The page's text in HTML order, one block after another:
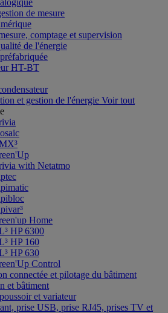
de mesure
comptage et supervision
de l'énergie
HT-BT
et gestion de l'énergie Voir tout
with Netatmo
Home
HP 6300
HP 160
HP 630
Control
connectée et pilotage du bâtiment
et bâtiment
et variateur
prise USB, prise RJ45, prises TV et